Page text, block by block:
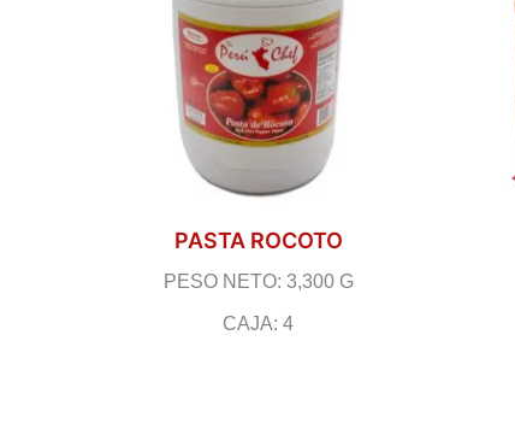
PASTA ROCOTO
PESO NETO: 3,300 G
CAJA: 4